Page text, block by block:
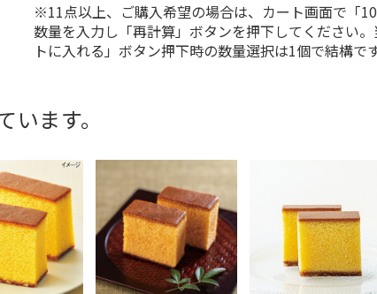
※11点以上、ご購入希望の場合は、カート画面で「
数量を入力し「再計算」ボタンを押下してください
トに入れる」ボタン押下時の数量選択は1個で結構です
ます。